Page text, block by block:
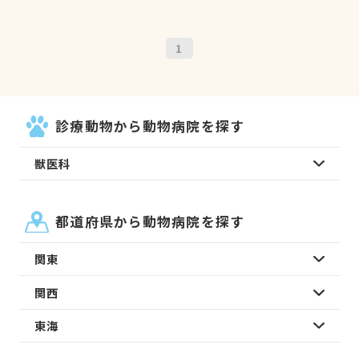
1
診療動物から動物病院を探す
獣医科
都道府県から動物病院を探す
関東
関西
東海